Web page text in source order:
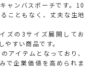
ャンバスポーチです。10
こともなく、丈夫な生地
ズの3サイズ展開してお
やすい商品です。
アイテムとなっており、
で企業価値を高められま